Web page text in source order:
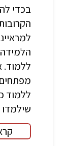
בכדי
ללמוד.